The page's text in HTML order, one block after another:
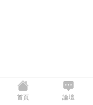
首頁 論壇